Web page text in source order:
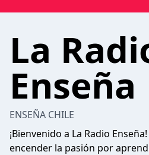
La
Enseña
ENSEÑA CHILE
¡Bienvenido a La Radio
encender la pasión por